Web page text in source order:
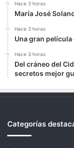
Hace 3 horas
María José
Hace 3 horas
Una gran
Hace 3 horas
Del cráneo del
secretos mejor
Categorías